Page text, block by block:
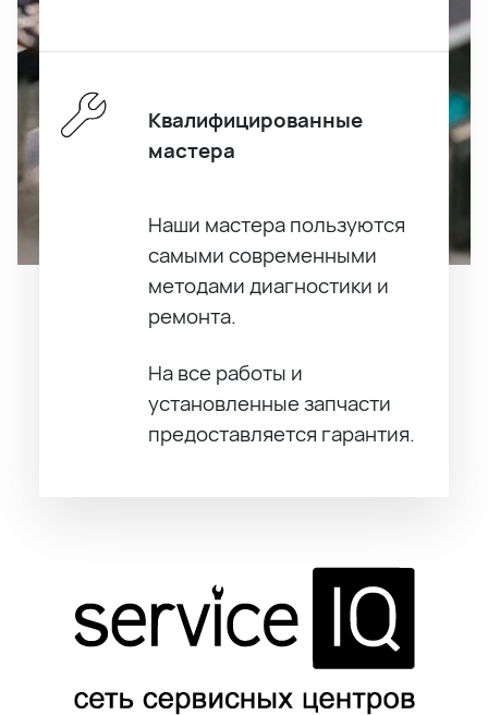
Квалифицированные
мастера
Наши мастера пользуются
самыми современными
методами диагностики и
ремонта.
На все работы и
установленные запчасти
предоставляется гарантия.